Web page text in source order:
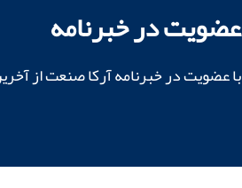
عضویت در خبرنامه
با عضویت در خبرنامه آرکا صنعت از